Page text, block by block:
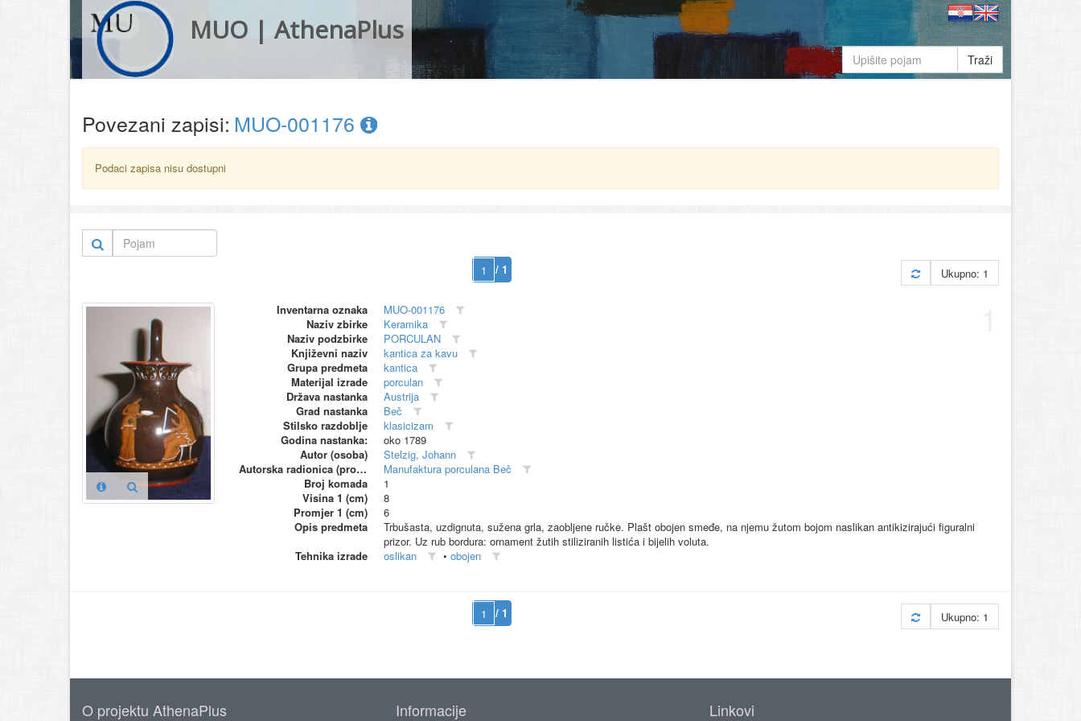
MUO | AthenaPlus
Traži
Povezani zapisi: MUO-001176
Podaci zapisa nisu dostupni
/ 1 Ukupno: 1
Inventarna oznaka
MUO-001176
Naziv zbirke
Keramika
Naziv podzbirke
PORCULAN
Književni naziv
kantica za kavu
Grupa predmeta
kantica
Materijal izrade
porculan
Država nastanka
Austrija
Grad nastanka
Beč
Stilsko razdoblje
klasicizam
Godina nastanka:
oko 1789
Autor (osoba)
Stelzig, Johann
Autorska radionica (proizvođač)
Manufaktura porculana Beč
Broj komada
1
Visina 1 (cm)
8
Promjer 1 (cm)
6
Opis predmeta
Trbušasta, uzdignuta, sužena grla, zaobljene ručke. Plašt obojen smeđe, na njemu žutom bojom naslikan antikizirajući figuralni
prizor. Uz rub bordura: ornament žutih stiliziranih listića i bijelih voluta.
Tehnika izrade
oslikan • obojen
/ 1 Ukupno: 1
O projektu AthenaPlus Informacije Linkovi